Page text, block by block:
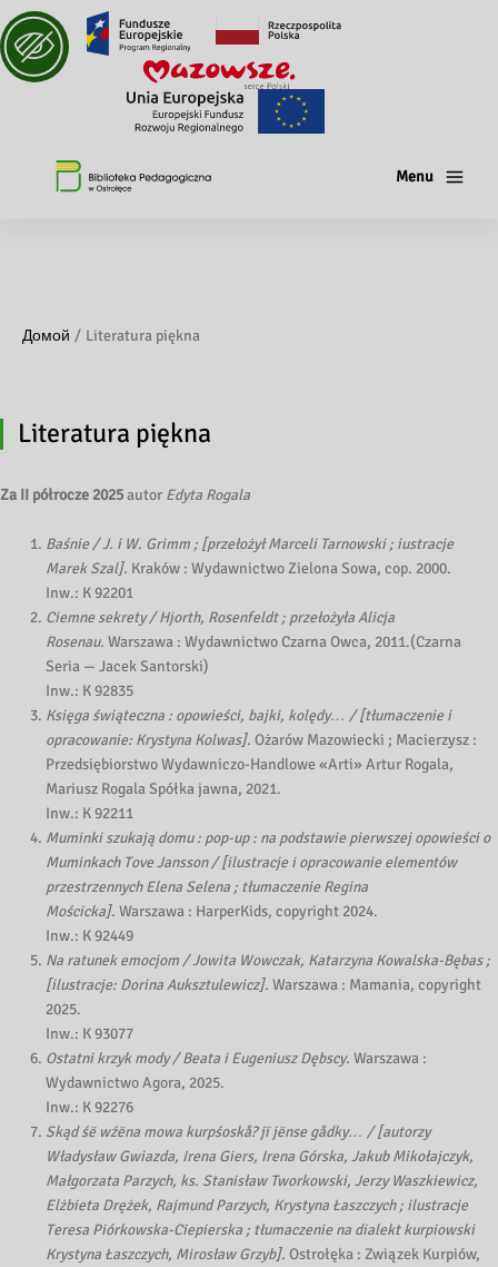
Menu
Домой Literatura piękna
Literatura piękna
Za II półrocze 2025autor Edyta Rogala
Baśnie / J. i W. Grimm ; [przełożył Marceli Tarnowski ; iustracje
Marek Szal]. Kraków : Wydawnictwo Zielona Sowa, cop. 2000.
Inw.: K 92201
Ciemne sekrety / Hjorth, Rosenfeldt ; przełożyła Alicja
Rosenau.Warszawa : Wydawnictwo Czarna Owca, 2011.(Czarna
Seria — Jacek Santorski)
Inw.: K 92835
Księga świąteczna : opowieści, bajki, kolędy… / [tłumaczenie i
opracowanie: Krystyna Kolwas].Ożarów Mazowiecki ; Macierzysz :
Przedsiębiorstwo Wydawniczo-Handlowe «Arti» Artur Rogala,
Mariusz Rogala Spółka jawna, 2021.
Inw.: K 92211
Muminki szukają domu : pop-up : na podstawie pierwszej opowieści o
Muminkach Tove Jansson / [ilustracje i opracowanie elementów
przestrzennych Elena Selena ; tłumaczenie Regina
Mościcka].Warszawa : HarperKids, copyright 2024.
Inw.: K 92449
Na ratunek emocjom / Jowita Wowczak, Katarzyna Kowalska-Bębas ;
[ilustracje: Dorina Auksztulewicz].Warszawa : Mamania, copyright
2025.
Inw.: K 93077
Ostatni krzyk mody / Beata i Eugeniusz Dębscy.Warszawa :
Wydawnictwo Agora, 2025.
Inw.: K 92276
Skąd śë wźëna mowa kurpśoskå? jï jënse gådky… / [autorzy
Władysław Gwiazda, Irena Giers, Irena Górska, Jakub Mikołajczyk,
Małgorzata Parzych, ks. Stanisław Tworkowski, Jerzy Waszkiewicz,
Elżbieta Drężek, Rajmund Parzych, Krystyna Łaszczych ; ilustracje
Teresa Piórkowska-Ciepierska ; tłumaczenie na dialekt kurpiowski
Krystyna Łaszczych, Mirosław Grzyb].Ostrołęka : Związek Kurpiów,